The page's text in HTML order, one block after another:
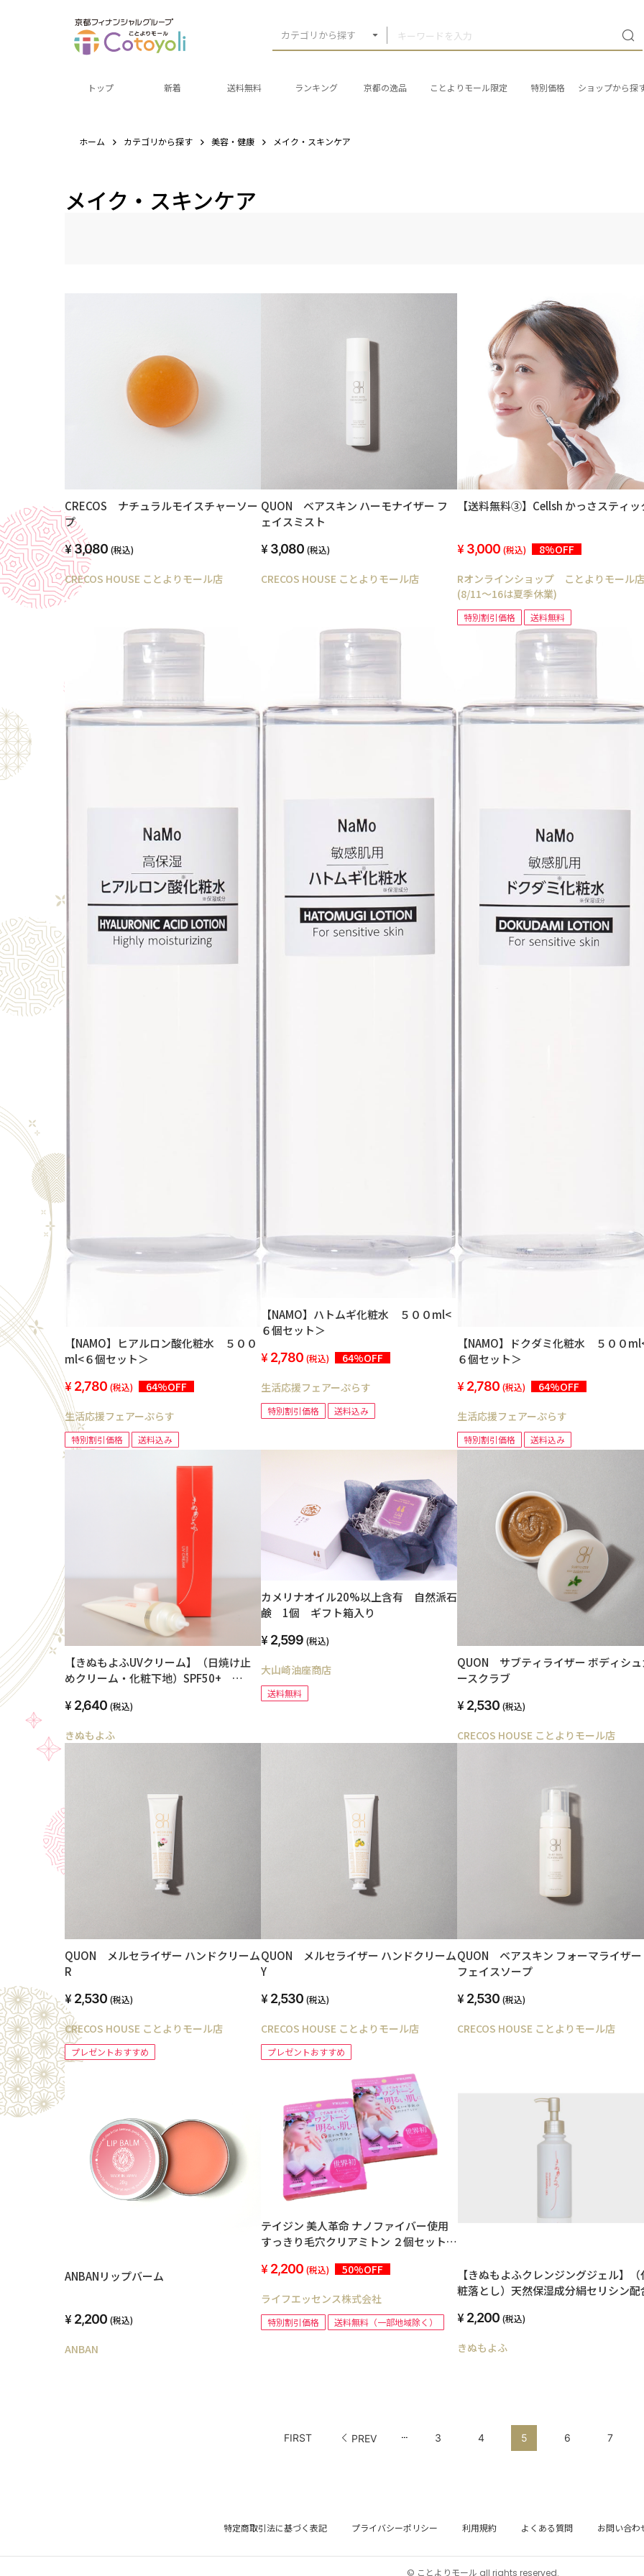
カテゴリから探す
トップ 新着 送料無料 ランキング 京都の逸品 ことよりモール限定 特別価格 ショップから探
ホーム カテゴリから探す 美容・健康 メイク・スキンケア
メイク・スキンケア
CRECOS ナチュラルモイスチャーソー
プ
3,080 (税込)
CRECOS HOUSE ことよりモール店
QUON ベアスキン ハーモナイザー フ
ェイスミスト
3,080 (税込)
CRECOS HOUSE ことよりモール店
【送料無料③】Cellsh かっさスティッ
3,000 (税込) 8%OFF
Rオンラインショップ ことよりモール店
(8/11～16は夏季休業)
特別割引価格 送料無料
【NAMO】ヒアルロン酸化粧水 ５００
ml<６個セット＞
2,780 (税込) 64%OFF
生活応援フェアーぷらす
特別割引価格 送料込み
【NAMO】ハトムギ化粧水 ５００ml<
６個セット＞
2,780 (税込) 64%OFF
生活応援フェアーぷらす
特別割引価格 送料込み
【NAMO】ドクダミ化粧水 ５００
６個セット＞
2,780 (税込) 64%OFF
生活応援フェアーぷらす
特別割引価格 送料込み
【きぬもよふUVクリーム】（日焼け止
めクリーム・化粧下地）SPF50+
2,640 (税込)
きぬもよふ
カメリナオイル20%以上含有 自然派石
鹸 1個 ギフト箱入り
2,599 (税込)
大山崎油座商店
送料無料
QUON サブティライザー ボディシ
ースクラブ
2,530 (税込)
CRECOS HOUSE ことよりモール店
QUON メルセライザー ハンドクリーム
R
2,530 (税込)
CRECOS HOUSE ことよりモール店
プレゼントおすすめ
QUON メルセライザー ハンドクリーム
Y
2,530 (税込)
CRECOS HOUSE ことよりモール店
プレゼントおすすめ
QUON ベアスキン フォーマライザー
フェイスソープ
2,530 (税込)
CRECOS HOUSE ことよりモール店
ANBANリップバーム
2,200 (税込)
ANBAN
テイジン 美人革命 ナノファイバー使用
すっきり毛穴クリアミトン ２個セット
2,200 (税込) 50%OFF
ライフエッセンス株式会社
特別割引価格 送料無料（一部地域除く）
【きぬもよふクレンジングジェル】（
粧落とし）天然保湿成分絹セリシン配
2,200 (税込)
きぬもよふ
FIRST PREV ... 3 4 5 6 7
特定商取引法に基づく表記 プライバシーポリシー 利用規約 よくある質問 お問い合わ
© ことよりモール all rights reserved.